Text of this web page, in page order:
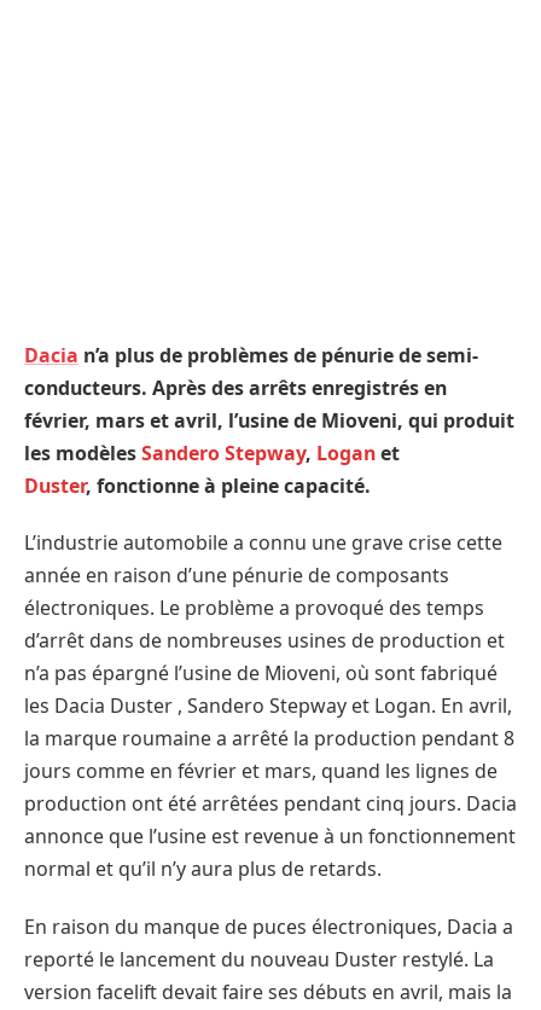
Dacia n’a plus de problèmes de pénurie de semi-
conducteurs. Après des arrêts enregistrés en
février, mars et avril, l’usine de Mioveni, qui produit
les modèlesSandero Stepway, Loganet
Duster, fonctionne à pleine capacité.
L’industrie automobile a connu une grave crise cette
année en raison d’une pénurie de composants
électroniques. Le problème a provoqué des temps
d’arrêt dans de nombreuses usines de production et
n’a pas épargné l’usine de Mioveni, où sont fabriqué
les Dacia Duster , Sandero Stepway et Logan. En avril,
la marque roumaine a arrêté la production pendant 8
jours comme en février et mars, quand les lignes de
production ont été arrêtées pendant cinq jours. Dacia
annonce que l’usine est revenue à un fonctionnement
normal et qu’il n’y aura plus de retards.
En raison du manque de puces électroniques, Dacia a
reporté le lancement du nouveau Duster restylé. La
version facelift devait faire ses débuts en avril, mais la